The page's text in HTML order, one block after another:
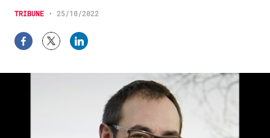
Matériels
La technique ITB
Pommes de terre
Guides pratiques
TRIBUNE • 25/10/2022